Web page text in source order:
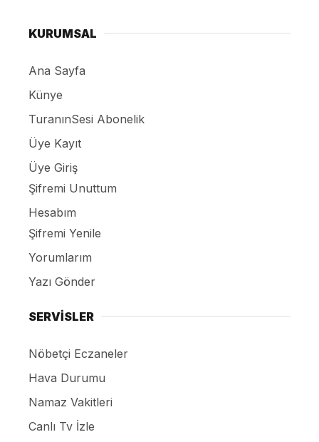
KURUMSAL
Ana Sayfa
Künye
TuranınSesi Abonelik
Üye Kayıt
Üye Giriş
Şifremi Unuttum
Hesabım
Şifremi Yenile
Yorumlarım
Yazı Gönder
SERVİSLER
Nöbetçi Eczaneler
Hava Durumu
Namaz Vakitleri
Canlı Tv İzle